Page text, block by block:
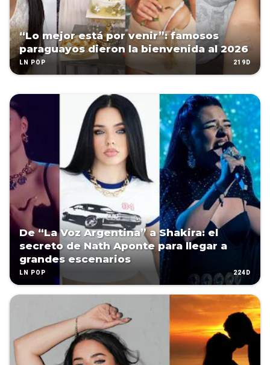
“Lo mejor está por venir”: famosos
paraguayos dieron la bienvenida al 2026
LN POP 219D
De “La Voz Argentina” a Shakira: el
secreto de Nath Aponte para llegar a
grandes escenarios
LN POP 224D